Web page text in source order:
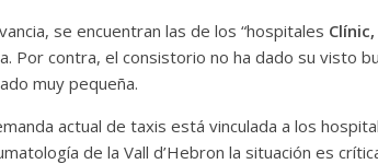
se encuentran las de los “hospitales
Por contra, el consistorio no ha dado su visto
muy pequeña.
actual de taxis está vinculada a los
de la Vall d’Hebron la situación es